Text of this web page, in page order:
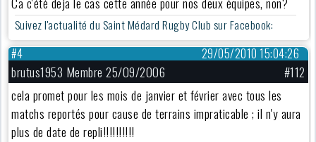
Suivez l'actualité du Saint Médard Rugby Club sur Facebook:
29/05/2010 15:04:26
#4
brutus1953 Membre 25/09/2006
#112
cela promet pour les mois de janvier et février avec tous les
matchs reportés pour cause de terrains impraticable ; il n'y aura
plus de date de repli!!!!!!!!!!